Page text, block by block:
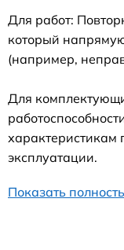
Для работ:
который
(например,
Для
характеристикам
эксплуатации.
Показать